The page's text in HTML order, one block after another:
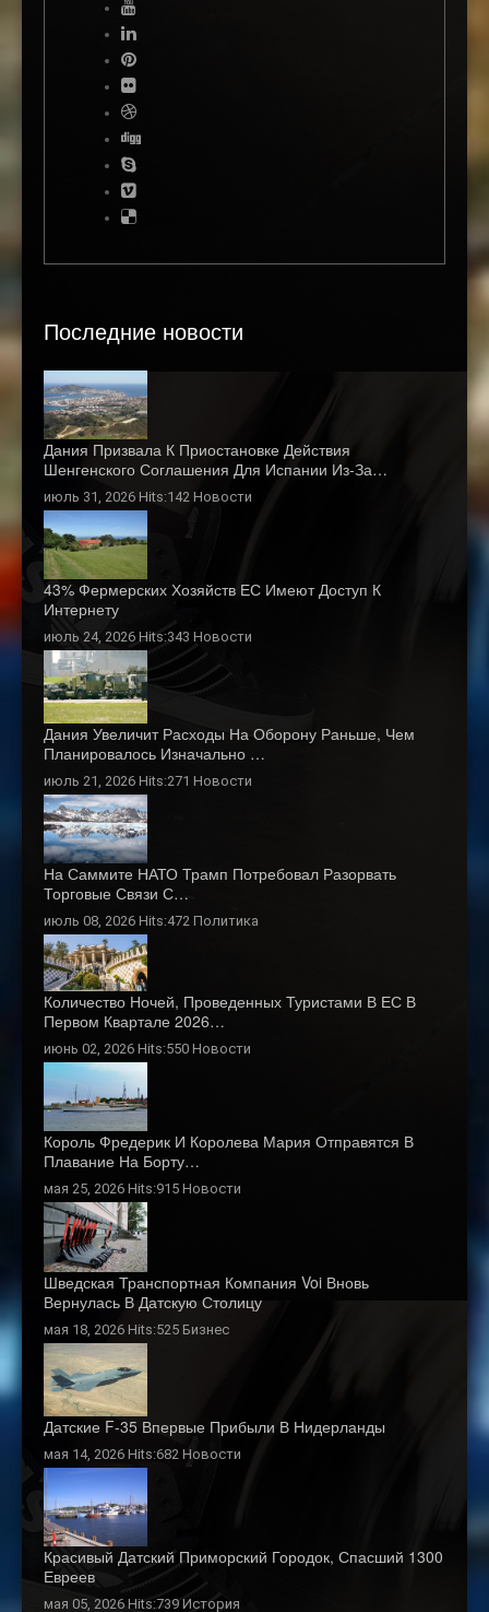
Последние новости
Дания Призвала К Приостановке Действия
Шенгенского Соглашения Для Испании Из-За…
июль 31, 2026 Hits:142 Новости
43% Фермерских Хозяйств ЕС Имеют Доступ К
Интернету
июль 24, 2026 Hits:343 Новости
Дания Увеличит Расходы На Оборону Раньше, Чем
Планировалось Изначально …
июль 21, 2026 Hits:271 Новости
На Саммите НАТО Трамп Потребовал Разорвать
Торговые Связи С…
июль 08, 2026 Hits:472 Политика
Количество Ночей, Проведенных Туристами В ЕС В
Первом Квартале 2026…
июнь 02, 2026 Hits:550 Новости
Король Фредерик И Королева Мария Отправятся В
Плавание На Борту…
мая 25, 2026 Hits:915 Новости
Шведская Транспортная Компания Voi Вновь
Вернулась В Датскую Столицу
мая 18, 2026 Hits:525 Бизнес
Датские F-35 Впервые Прибыли В Нидерланды
мая 14, 2026 Hits:682 Новости
Красивый Датский Приморский Городок, Спасший 1300
Евреев
мая 05, 2026 Hits:739 История